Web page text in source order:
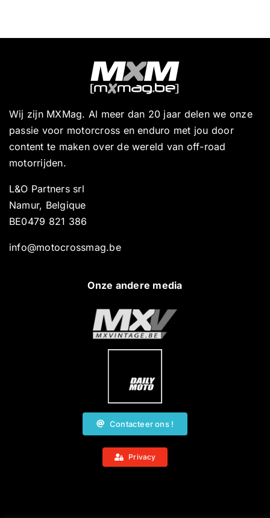
Wij zijn MXMag. Al meer dan 20 jaar delen we onze
passie voor motorcross en enduro met jou door
content te maken over de wereld van off-road
motorrijden.
L&O Partners srl
Namur, Belgique
BE0479 821 386
info@motocrossmag.be
Onze andere media
Contacteer ons !
Privacy